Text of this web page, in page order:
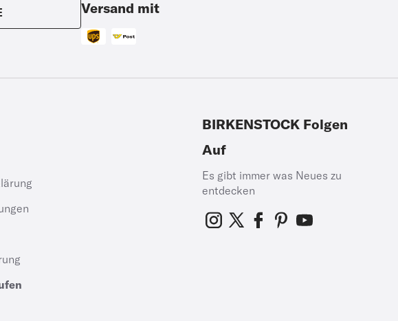
Versand mit
BIRKENSTOCK Folgen
Auf
Es gibt immer was Neues zu
entdecken